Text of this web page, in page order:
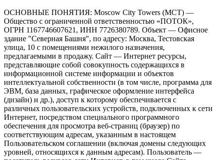
ОСНОВНЫЕ ПОНЯТИЯ: Moscow City Towers (МСТ) —
Общество с ограниченной ответственностью «ПОТОК»,
ОГРН 1167746607621, ИНН 7726380789. Объект — Офисное
здание "Северная Башня", по адресу: Москва, Тестовская
улица, 10 с помещениями нежилого назначения,
предлагаемыми в продажу. Сайт — Интернет ресурсы,
представляющие собой совокупность содержащихся в
информационной системе информации и объектов
интеллектуальной собственности (в том числе, программа для
ЭВМ, база данных, графическое оформление интерфейса
(дизайн) и др.), доступ к которому обеспечивается с
различных пользовательских устройств, подключенных к сети
Интернет, посредством специального программного
обеспечения для просмотра веб-страниц (браузер) по
соответствующим адресам, указанным в настоящем
Пользовательском соглашении (включая домены следующих
уровней, относящихся к данным адресам). Пользователь —